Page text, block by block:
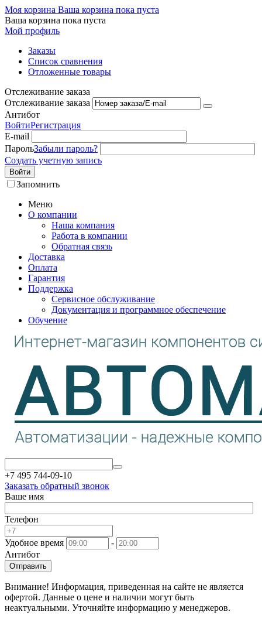
Моя корзина Ваша корзина пока пуста
Ваша корзина пока пуста
Мой профиль
Заказы
Список сравнения
Отложенные товары
Отслеживание заказа
Отслеживание заказа
Антибот
ВойтиРегистрация
E-mail
ПарольЗабыли пароль?
Создать учетную запись
Войти
Запомнить
Меню
О компании
Наша компания
Работа в компании
Обратная связь
Доставка
Оплата
Гарантия
Поддержка
Сервисное обслуживание
Документация и программное обеспечение
Обучение
+7 495 744-09-10
Заказать обратный звонок
Ваше имя
Телефон
Удобное время
-
Антибот
Отправить
Внимание! Информация, приведенная на сайте не является
офертой. Данные о цене и наличии могут быть
неактуальными. Уточняйте информацию у менеджеров.